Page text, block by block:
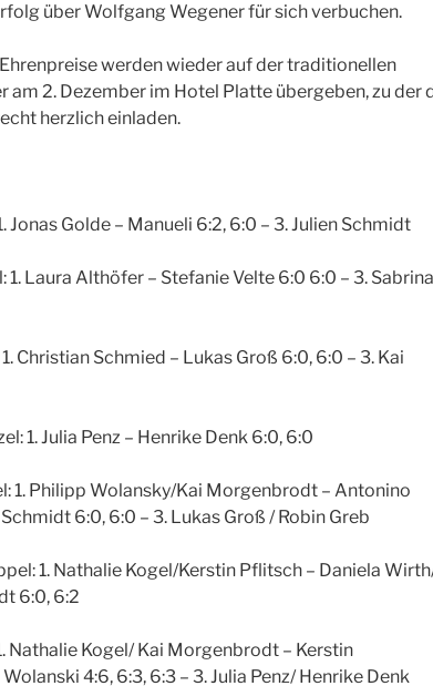
über Wolfgang Wegener für sich verbuchen.
werden wieder auf der traditionellen
am 2. Dezember im Hotel Platte übergeben, zu der
herzlich einladen.
Jonas Golde – Manueli 6:2, 6:0 – 3. Julien Schmidt
1. Laura Althöfer – Stefanie Velte 6:0 6:0 – 3. Sabrina
Christian Schmied – Lukas Groß 6:0, 6:0 – 3. Kai
1. Julia Penz – Henrike Denk 6:0, 6:0
1. Philipp Wolansky/Kai Morgenbrodt – Antonino
6:0, 6:0 – 3. Lukas Groß / Robin Greb
1. Nathalie Kogel/Kerstin Pflitsch – Daniela
6:0, 6:2
Nathalie Kogel/ Kai Morgenbrodt – Kerstin
4:6, 6:3, 6:3 – 3. Julia Penz/ Henrike Denk